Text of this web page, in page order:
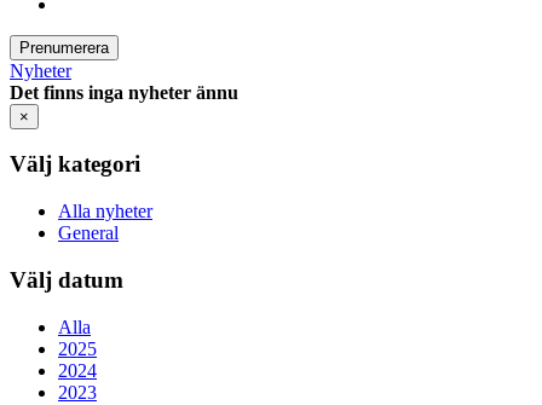
Prenumerera
Nyheter
Det finns inga nyheter ännu
×
Välj kategori
Alla nyheter
General
Välj datum
Alla
2025
2024
2023